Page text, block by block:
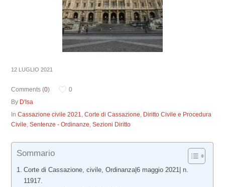
12 LUGLIO 2021
Comments (0)
0
By D'Isa
InCassazione civile 2021,Corte di Cassazione, Diritto Civile e Procedura
Civile,Sentenze - Ordinanze,Sezioni Diritto
Sommario
Corte di Cassazione, civile, Ordinanza|6 maggio 2021| n.
11917.